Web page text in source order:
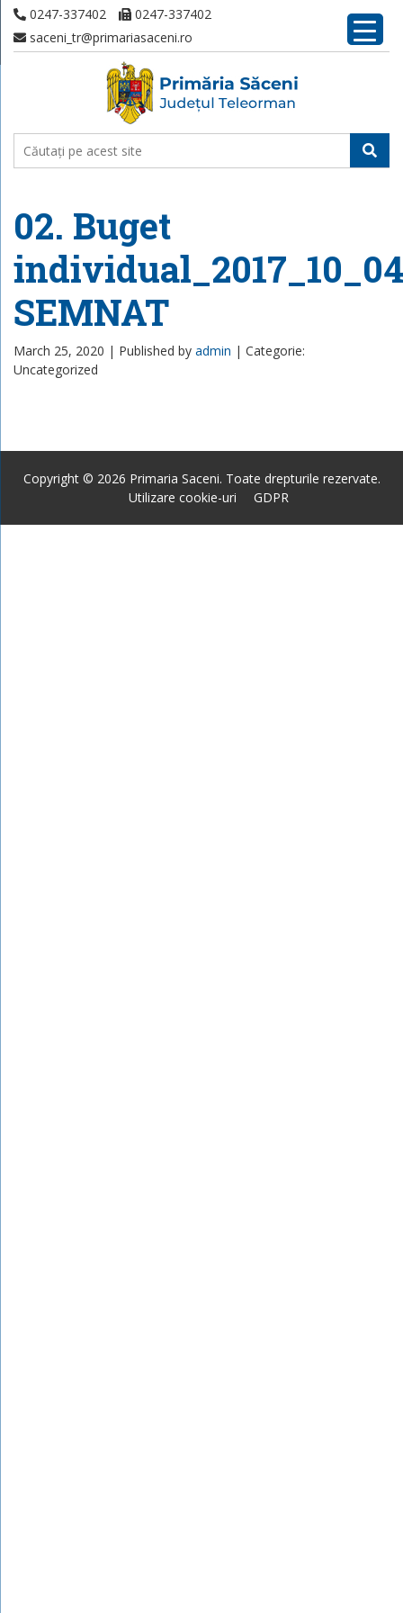
0247-337402
0247-337402
saceni_tr@primariasaceni.ro
02. Buget
SEMNAT
March 25, 2020 | Published by admin | Categorie:
Uncategorized
Copyright © 2026 Primaria Saceni. Toate drepturile rezervate.
Utilizare cookie-uri
GDPR